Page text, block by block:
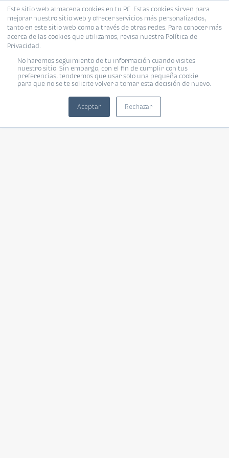
Este sitio web almacena cookies en tu PC. Estas cookies sirven para
mejorar nuestro sitio web y ofrecer servicios más personalizados,
tanto en este sitio web como a través de otras redes. Para conocer más
acerca de las cookies que utilizamos, revisa nuestra Política de
Privacidad.
No haremos seguimiento de tu información cuando visites
nuestro sitio. Sin embargo, con el fin de cumplir con tus
preferencias, tendremos que usar solo una pequeña cookie
para que no se te solicite volver a tomar esta decisión de nuevo.
Aceptar Rechazar